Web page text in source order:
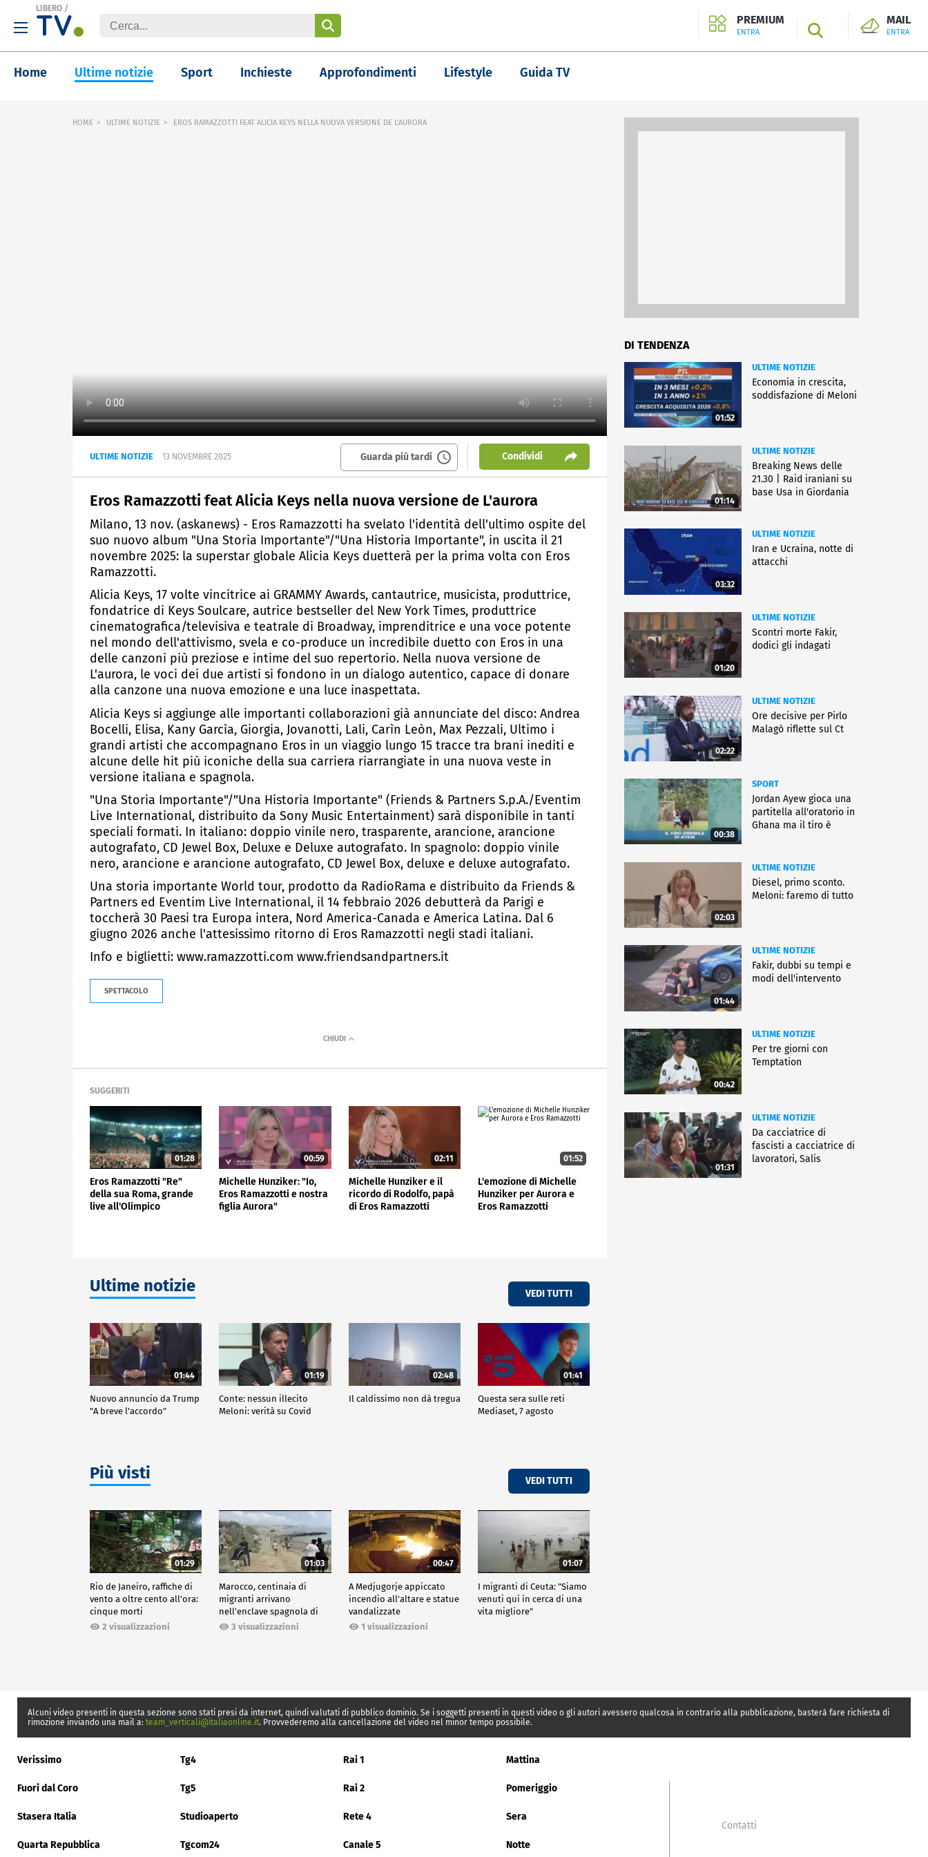
LIBERO /
PREMIUM
ENTRA SEARCH
MAIL
ENTRA
Home Ultime notizie Sport Inchieste Approfondimenti Lifestyle Guida TV
HOME ULTIME NOTIZIE EROS RAMAZZOTTI FEAT ALICIA KEYS NELLA NUOVA VERSIONE DE L'AURORA
ULTIME NOTIZIE 13 NOVEMBRE 2025 Guarda più tardi Condividi
Eros Ramazzotti feat Alicia Keys nella nuova versione de L'aurora
Milano, 13 nov. (askanews) - Eros Ramazzotti ha svelato l'identità dell'ultimo ospite del
suo nuovo album "Una Storia Importante"/"Una Historia Importante", in uscita il 21
novembre 2025: la superstar globale Alicia Keys duetterà per la prima volta con Eros
Ramazzotti.
Alicia Keys, 17 volte vincitrice ai GRAMMY Awards, cantautrice, musicista, produttrice,
fondatrice di Keys Soulcare, autrice bestseller del New York Times, produttrice
cinematografica/televisiva e teatrale di Broadway, imprenditrice e una voce potente
nel mondo dell'attivismo, svela e co-produce un incredibile duetto con Eros in una
delle canzoni più preziose e intime del suo repertorio. Nella nuova versione de
L'aurora, le voci dei due artisti si fondono in un dialogo autentico, capace di donare
alla canzone una nuova emozione e una luce inaspettata.
Alicia Keys si aggiunge alle importanti collaborazioni già annunciate del disco: Andrea
Bocelli, Elisa, Kany Garcìa, Giorgia, Jovanotti, Lali, Carìn Leòn, Max Pezzali, Ultimo i
grandi artisti che accompagnano Eros in un viaggio lungo 15 tracce tra brani inediti e
alcune delle hit più iconiche della sua carriera riarrangiate in una nuova veste in
versione italiana e spagnola.
"Una Storia Importante"/"Una Historia Importante" (Friends & Partners S.p.A./Eventim
Live International, distribuito da Sony Music Entertainment) sarà disponibile in tanti
speciali formati. In italiano: doppio vinile nero, trasparente, arancione, arancione
autografato, CD Jewel Box, Deluxe e Deluxe autografato. In spagnolo: doppio vinile
nero, arancione e arancione autografato, CD Jewel Box, deluxe e deluxe autografato.
Una storia importante World tour, prodotto da RadioRama e distribuito da Friends &
Partners ed Eventim Live International, il 14 febbraio 2026 debutterà da Parigi e
toccherà 30 Paesi tra Europa intera, Nord America-Canada e America Latina. Dal 6
giugno 2026 anche l'attesissimo ritorno di Eros Ramazzotti negli stadi italiani.
Info e biglietti: www.ramazzotti.com www.friendsandpartners.it
SPETTACOLO
SUGGERITI
01:28
Eros Ramazzotti "Re"
della sua Roma, grande
live all'Olimpico
00:59
Michelle Hunziker: "Io,
Eros Ramazzotti e nostra
figlia Aurora"
02:11
Michelle Hunziker e il
ricordo di Rodolfo, papà
di Eros Ramazzotti
01:52
L'emozione di Michelle
Hunziker per Aurora e
Eros Ramazzotti
Ultime notizie VEDI TUTTI
01:44
Nuovo annuncio da Trump
"A breve l'accordo"
01:19
Conte: nessun illecito
Meloni: verità su Covid
02:48
Il caldissimo non dà tregua
01:41
Questa sera sulle reti
Mediaset, 7 agosto
Più visti VEDI TUTTI
01:29
Rio de Janeiro, raffiche di
vento a oltre cento all'ora:
cinque morti
2 visualizzazioni
01:03
Marocco, centinaia di
migranti arrivano
nell'enclave spagnola di
Ceuta3 visualizzazioni
00:47
A Medjugorje appiccato
incendio all'altare e statue
vandalizzate
1 visualizzazioni
01:07
I migranti di Ceuta: "Siamo
venuti qui in cerca di una
vita migliore"
DI TENDENZA
01:52
ULTIME NOTIZIE
Economia in crescita,
soddisfazione di Meloni
01:14
ULTIME NOTIZIE
Breaking News delle
21.30 | Raid iraniani su
base Usa in Giordania
03:32
ULTIME NOTIZIE
Iran e Ucraina, notte di
attacchi
01:20
ULTIME NOTIZIE
Scontri morte Fakir,
dodici gli indagati
02:22
ULTIME NOTIZIE
Ore decisive per Pirlo
Malagò riflette sul Ct
00:38
SPORT
Jordan Ayew gioca una
partitella all'oratorio in
Ghana ma il tiro è
02:03
ULTIME NOTIZIE
Diesel, primo sconto.
Meloni: faremo di tutto
01:44
ULTIME NOTIZIE
Fakir, dubbi su tempi e
modi dell'intervento
00:42
ULTIME NOTIZIE
Per tre giorni con
Temptation
01:31
ULTIME NOTIZIE
Da cacciatrice di
fascisti a cacciatrice di
lavoratori, Salis
Alcuni video presenti in questa sezione sono stati presi da internet, quindi valutati di pubblico dominio. Se i soggetti presenti in questi video o gli autori avessero qualcosa in contrario alla pubblicazione, basterà fare richiesta di
rimozione inviando una mail a: team_verticali@italiaonline.it. Provvederemo alla cancellazione del video nel minor tempo possibile.
Verissimo Tg4 Rai 1 Mattina
Fuori dal Coro Tg5 Rai 2 Pomeriggio
Stasera Italia Studioaperto Rete 4 Sera
Quarta Repubblica Tgcom24 Canale 5 Notte
Contatti